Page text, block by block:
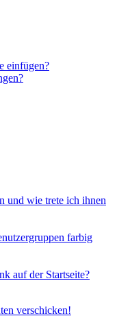
einfügen?
und wie trete ich ihnen
farbig
auf der Startseite?
verschicken!